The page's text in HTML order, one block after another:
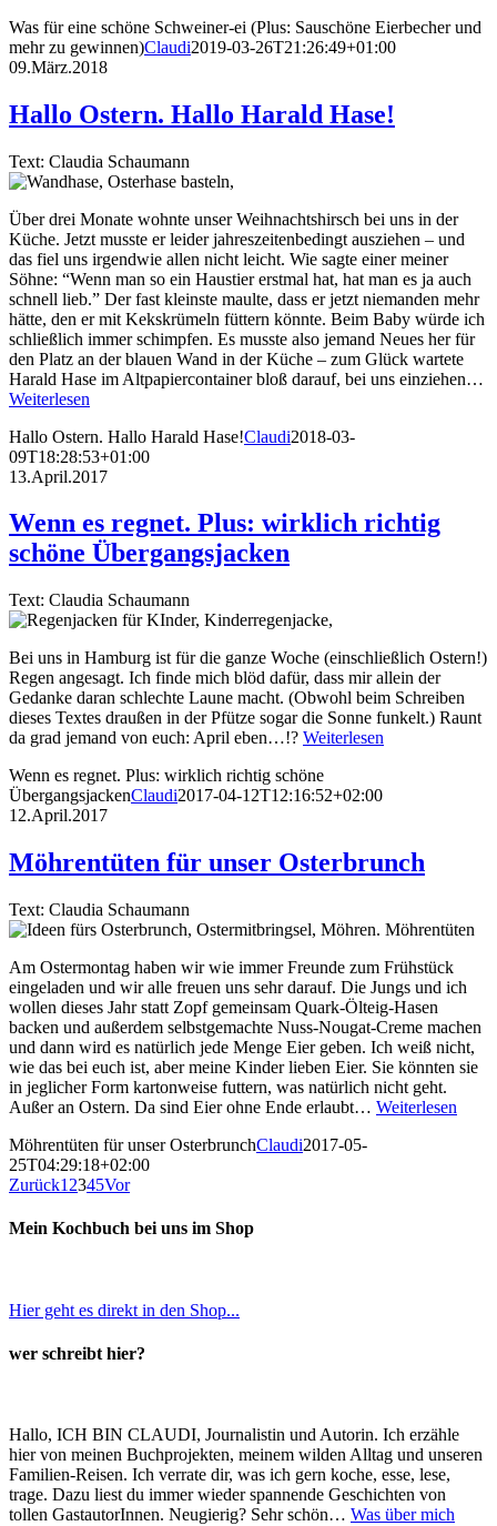
Was für eine schöne Schweiner-ei (Plus: Sauschöne Eierbecher und
mehr zu gewinnen)Claudi2019-03-26T21:26:49+01:00
09.März.2018
Hallo Ostern. Hallo Harald Hase!
Text: Claudia Schaumann
Über drei Monate wohnte unser Weihnachtshirsch bei uns in der
Küche. Jetzt musste er leider jahreszeitenbedingt ausziehen – und
das fiel uns irgendwie allen nicht leicht. Wie sagte einer meiner
Söhne: “Wenn man so ein Haustier erstmal hat, hat man es ja auch
schnell lieb.” Der fast kleinste maulte, dass er jetzt niemanden mehr
hätte, den er mit Kekskrümeln füttern könnte. Beim Baby würde ich
schließlich immer schimpfen. Es musste also jemand Neues her für
den Platz an der blauen Wand in der Küche – zum Glück wartete
Harald Hase im Altpapiercontainer bloß darauf, bei uns einziehen…
Weiterlesen
Hallo Ostern. Hallo Harald Hase!Claudi2018-03-
09T18:28:53+01:00
13.April.2017
Wenn es regnet. Plus: wirklich richtig
schöne Übergangsjacken
Text: Claudia Schaumann
Bei uns in Hamburg ist für die ganze Woche (einschließlich Ostern!)
Regen angesagt. Ich finde mich blöd dafür, dass mir allein der
Gedanke daran schlechte Laune macht. (Obwohl beim Schreiben
dieses Textes draußen in der Pfütze sogar die Sonne funkelt.) Raunt
da grad jemand von euch: April eben…!? Weiterlesen
Wenn es regnet. Plus: wirklich richtig schöne
ÜbergangsjackenClaudi2017-04-12T12:16:52+02:00
12.April.2017
Möhrentüten für unser Osterbrunch
Text: Claudia Schaumann
Am Ostermontag haben wir wie immer Freunde zum Frühstück
eingeladen und wir alle freuen uns sehr darauf. Die Jungs und ich
wollen dieses Jahr statt Zopf gemeinsam Quark-Ölteig-Hasen
backen und außerdem selbstgemachte Nuss-Nougat-Creme machen
und dann wird es natürlich jede Menge Eier geben. Ich weiß nicht,
wie das bei euch ist, aber meine Kinder lieben Eier. Sie könnten sie
in jeglicher Form kartonweise futtern, was natürlich nicht geht.
Außer an Ostern. Da sind Eier ohne Ende erlaubt… Weiterlesen
Möhrentüten für unser OsterbrunchClaudi2017-05-
25T04:29:18+02:00
Zurück1 2345Vor
Mein Kochbuch bei uns im Shop
Hier geht es direkt in den Shop...
wer schreibt hier?
Hallo, ICH BIN CLAUDI, Journalistin und Autorin. Ich erzähle
hier von meinen Buchprojekten, meinem wilden Alltag und unseren
Familien-Reisen. Ich verrate dir, was ich gern koche, esse, lese,
trage. Dazu liest du immer wieder spannende Geschichten von
tollen GastautorInnen. Neugierig? Sehr schön… Was über mich